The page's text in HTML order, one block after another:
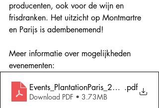
producenten, ook voor de wijn en
frisdranken. Het uitzicht op Montmartre
en Parijs is adembenemend!
Meer informatie over mogelijkheden
evenementen:
Events_PlantationParis_2023.pdf
Download PDF • 3.73MB